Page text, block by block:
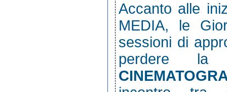
Accanto alle
MEDIA, le
sessioni di
perdere